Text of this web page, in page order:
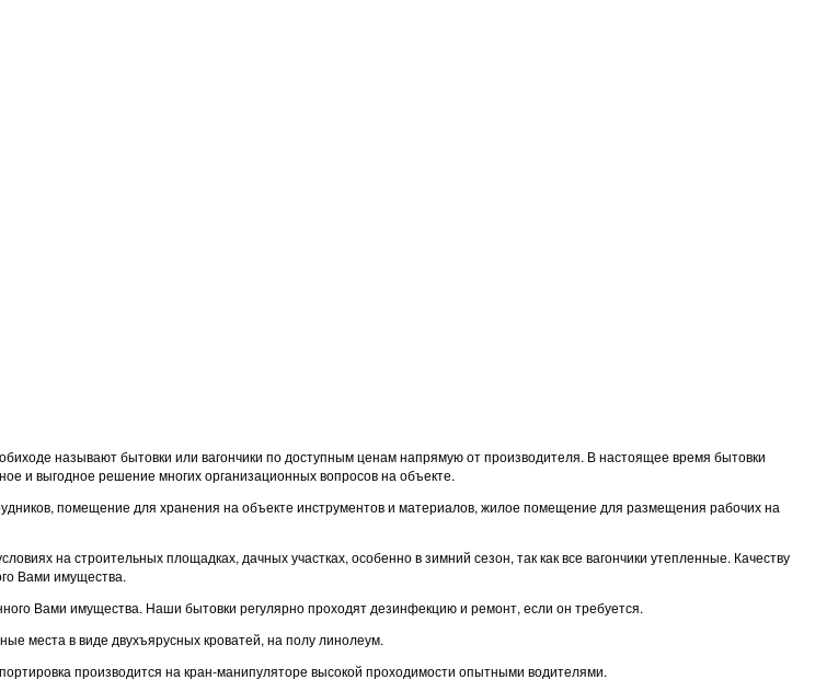
называют бытовки или вагончики по доступным ценам напрямую от производителя. В настоящее время бытовки
и выгодное решение многих организационных вопросов на объекте.
помещение для хранения на объекте инструментов и материалов, жилое помещение для размещения рабочих на
на строительных площадках, дачных участках, особенно в зимний сезон, так как все вагончики утепленные. Качеству
Вами имущества.
Вами имущества. Наши бытовки регулярно проходят дезинфекцию и ремонт, если он требуется.
места в виде двухъярусных кроватей, на полу линолеум.
производится на кран-манипуляторе высокой проходимости опытными водителями.